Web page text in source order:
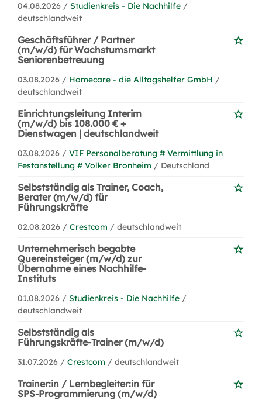
04.08.2026 / Studienkreis - Die Nachhilfe /
deutschlandweit
Geschäftsführer / Partner
(m/w/d) für Wachstumsmarkt
Seniorenbetreuung
03.08.2026 / Homecare - die Alltagshelfer GmbH /
deutschlandweit
Einrichtungsleitung Interim
(m/w/d) bis 108.000 € +
Dienstwagen | deutschlandweit
03.08.2026 / VIF Personalberatung # Vermittlung in
Festanstellung # Volker Bronheim / Deutschland
Selbstständig als Trainer, Coach,
Berater (m/w/d) für
Führungskräfte
02.08.2026 / Crestcom / deutschlandweit
Unternehmerisch begabte
Quereinsteiger (m/w/d) zur
Übernahme eines Nachhilfe-
Instituts
01.08.2026 / Studienkreis - Die Nachhilfe /
deutschlandweit
Selbstständig als
Führungskräfte-Trainer (m/w/d)
31.07.2026 / Crestcom / deutschlandweit
Trainer:in / Lernbegleiter:in für
SPS-Programmierung (m/w/d)